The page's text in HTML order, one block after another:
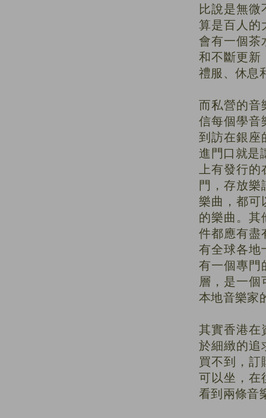
比說是無
算是百人的
會有一個茶
和不斷更新
禮服、休息
而私營的音
信每個學音
到訪在銀座
進門口就是
上有發行
門，存放
樂曲，都可
的樂曲。其
件都應有盡
有全球各地
有一個專門
層，是一個
本地音樂家
其實香港在
於細緻的追
買不到，訂
可以坐，在
看到兩條音